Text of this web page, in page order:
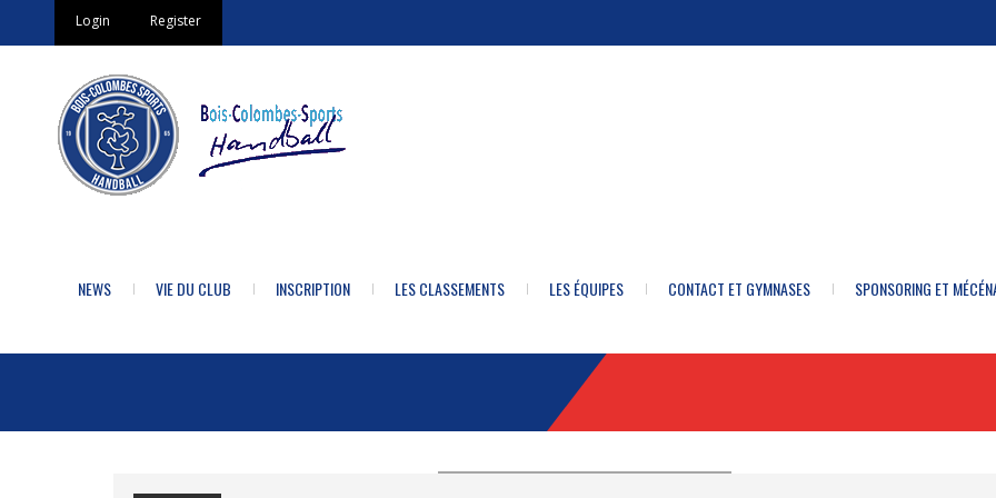
Login Register
NEWS VIE DU CLUB INSCRIPTION LES CLASSEMENTS LES ÉQUIPES CONTACT ET GYMNASES SPONSORING ET